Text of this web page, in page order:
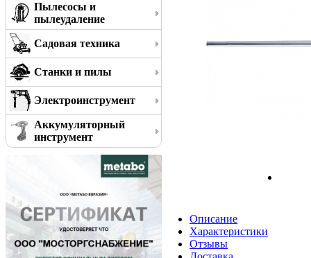
Пылесосы и
пылеудаление
Садовая техника
Станки и пилы
Электроинструмент
Аккумуляторный
инструмент
Описание
Характеристики
Отзывы